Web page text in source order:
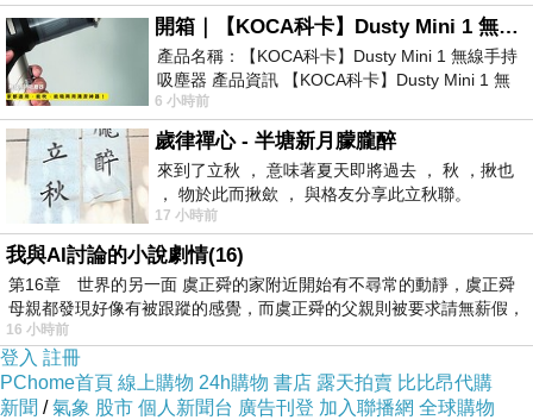
機操作，畢業後即無縫就業，孕育專業人才。
亞家生技目前在海內外與企業集團合作，在醫療
機構內建設具備製藥安全等級的微型智能細胞製
劑廠，提供臨床端即時、現地使用的細胞治療產
品，期盼未來持續突破細胞量產的技術邊界，以
一站式的服務滿足各類細胞及其衍生物治療多種
疾病與癌症的製造需求。
亞家生技為台灣首家研發細胞製藥用無菌隔離裝
置。（資料來源：亞家生技）
【亞家生技】
創立年：2020年
創辦人：吳坤烈
開箱｜【KOCA科卡】Dusty Mini 1 無線手持吸塵器
產品名稱：【KOCA科卡】Dusty Mini 1 無線手持
吸塵器 產品資訊 【KOCA科卡】Dusty Mini 1 無
線手持吸塵器評語： 能吸、能吹兼具兩
6 小時前
歲律禪心 - 半塘新月朦朧醉
來到了立秋 ， 意味著夏天即將過去 ， 秋 ，揪也
， 物於此而揪歛 ， 與格友分享此立秋聯。
17 小時前
我與AI討論的小說劇情(16)
第16章 世界的另一面 虞正舜的家附近開始有不尋常的動靜，虞正舜
母親都發現好像有被跟蹤的感覺，而虞正舜的父親則被要求請無薪假，
16 小時前
登入 註冊
PChome首頁 線上購物 24h購物 書店 露天拍賣 比比昂代購
新聞 /氣象 股市 個人新聞台 廣告刊登 加入聯播網 全球購物